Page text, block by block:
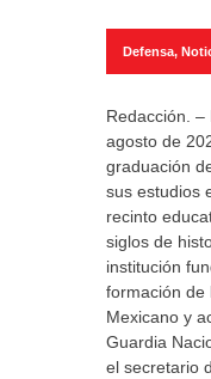
Defensa,
Redacción.
agosto de
graduación
sus estudios
recinto
siglos de
institución
formación de
Mexicano y
Guardia
el secretario